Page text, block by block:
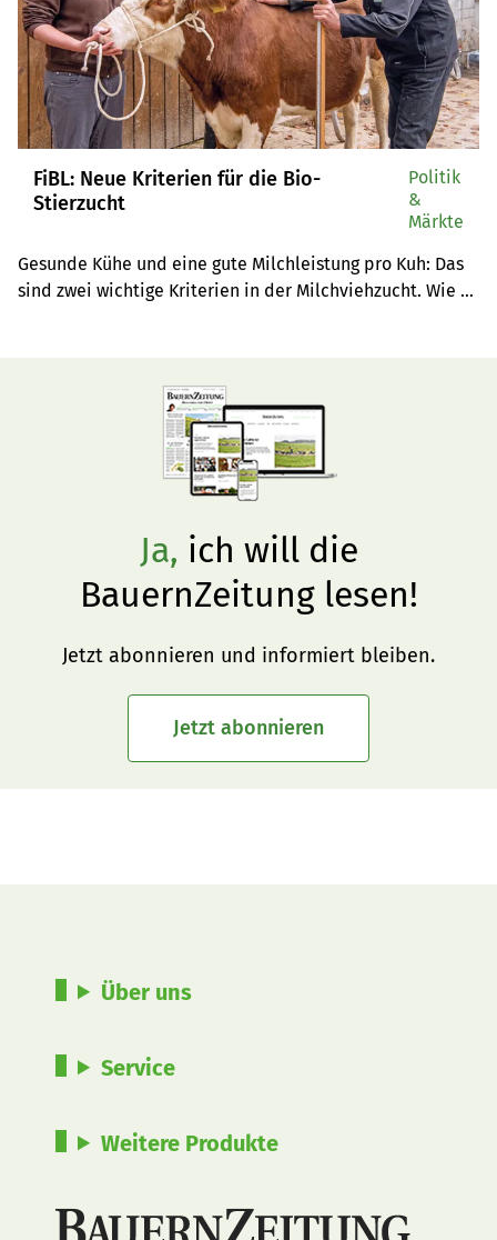
FiBL: Neue Kriterien für die Bio-
Stierzucht
Gesunde Kühe und eine gute Milchleistung pro Kuh: Das
sind zwei wichtige Kriterien in der Milchviehzucht. Wie
Politik
&
Märkte
Ja, ich will die
BauernZeitung lesen!
Jetzt abonnieren und informiert bleiben.
Jetzt abonnieren
Über uns
Service
Weitere Produkte